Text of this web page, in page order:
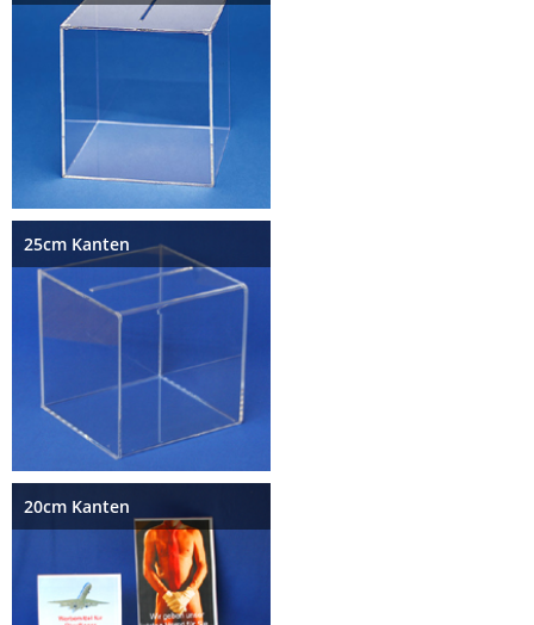
25cm Kanten
20cm Kanten